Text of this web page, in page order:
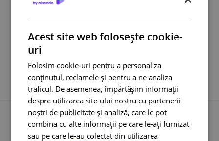
Transport bicicleta curier
Cargus livreaza sambata
Înapoi la toate înregistrările
Acest site web folosește cookie-
uri
Folosim cookie-uri pentru a personaliza
conținutul, reclamele și pentru a ne analiza
traficul. De asemenea, împărtășim informații
despre utilizarea site-ului nostru cu partenerii
noștri de publicitate și analiză, care le pot
combina cu alte informații pe care le-ați furnizat
sau pe care le-au colectat din utilizarea